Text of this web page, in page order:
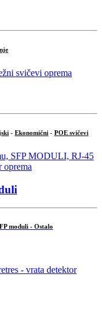
- Ekonomični - POE svičevi
moduli - Ostalo